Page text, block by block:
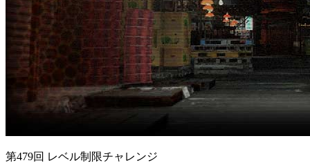
第479回 レベル制限チャレンジ